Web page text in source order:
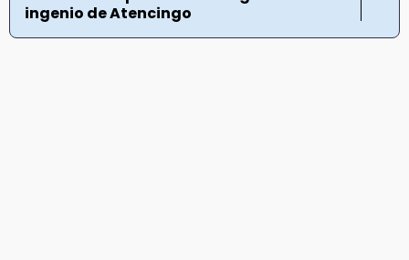
ingenio de Atencingo